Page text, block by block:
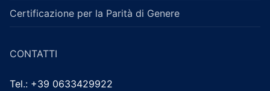
Certificazione per la Parità di Genere
CONTATTI
Tel.: +39 0633429922